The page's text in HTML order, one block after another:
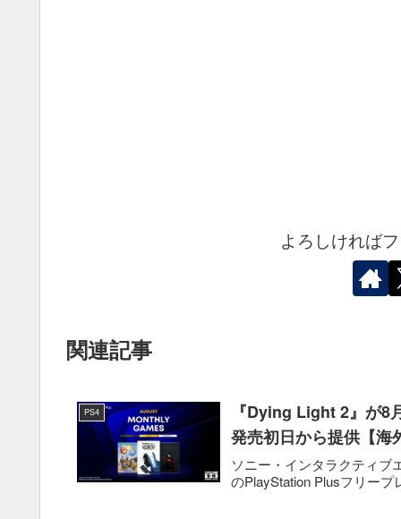
よろしければ
関連記事
PS4
『Dying Light 2』が8
発売初日から提供【海
ソニー・インタラクティブ
のPlayStation Plusフリープ